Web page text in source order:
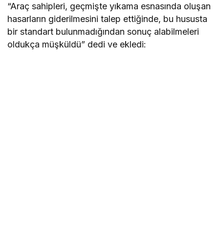
“Araç sahipleri, geçmişte yıkama esnasında oluşan
hasarların giderilmesini talep ettiğinde, bu hususta
bir standart bulunmadığından sonuç alabilmeleri
oldukça müşküldü” dedi ve ekledi: